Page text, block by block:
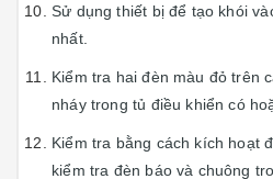
Sử dụng thiết bị để tạo khói
nhất.
Kiểm tra hai đèn màu đỏ trên
nháy trong tủ điều khiển có
Kiểm tra bằng cách kích hoạt
kiểm tra đèn báo và chuông